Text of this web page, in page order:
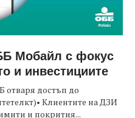
Мобайл с фокус
и инвестициите
отваря достъп до
Клиентите на ДЗИ
и покрития...